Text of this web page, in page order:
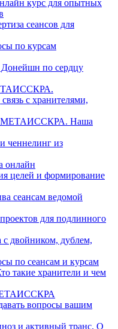
курс для опытных
сеансов для
по курсам
по сердцу
с хранителями,
МЕТАИССКРА. Наша
ченнелинг из
онлайн
целей и формирование
сеансам ведомой
для подлинного
с двойником, дублем,
по сеансам и курсам
такие хранители и чем
вопросы вашим
и активный транс. О